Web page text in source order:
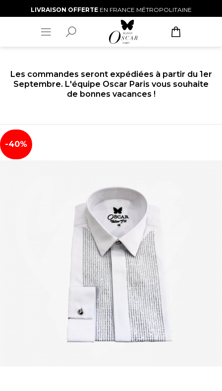
Les commandes seront expédiées à partir du 1er
Septembre. L'équipe Oscar Paris vous souhaite
de bonnes vacances !
LIVRAISON OFFERTEEN FRANCE MÉTROPOLITAINE
-40%